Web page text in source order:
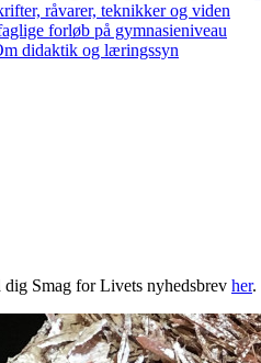
råvarer, teknikker og viden
forløb på gymnasieniveau
didaktik og læringssyn
Smag for Livets nyhedsbrev her.